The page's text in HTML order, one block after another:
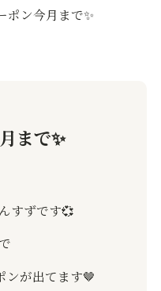
ポン今月まで✨️
まで✨️
すずです💞
ンが出てます🤎